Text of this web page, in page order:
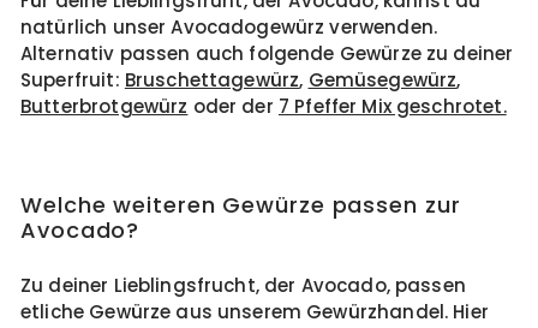
natürlich unser Avocadogewürz verwenden.
Alternativ passen auch folgende Gewürze zu deiner
Superfruit: Bruschettagewürz, Gemüsegewürz,
Butterbrotgewürz oder der 7 Pfeffer Mix geschrotet.
Welche weiteren Gewürze passen zur
Avocado?
Zu deiner Lieblingsfrucht, der Avocado, passen
etliche Gewürze aus unserem Gewürzhandel. Hier